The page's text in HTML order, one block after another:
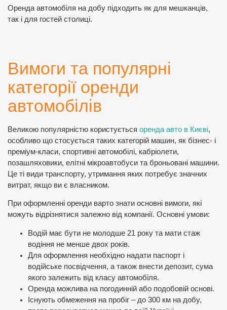
Оренда автомобіля на добу підходить як для мешканців,
так і для гостей столиці.
Вимоги та популярні
категорії оренди
автомобілів
Великою популярністю користується оренда авто в Києві,
особливо що стосується таких категорій машин, як бізнес- і
преміум-класи, спортивні автомобілі, кабріолети,
позашляховики, елітні мікроавтобуси та броньовані машини.
Це ті види транспорту, утримання яких потребує значних
витрат, якщо ви є власником.
При оформленні оренди варто знати основні вимоги, які
можуть відрізнятися залежно від компанії. Основні умови:
Водій має бути не молодше 21 року та мати стаж
водіння не менше двох років.
Для оформлення необхідно надати паспорт і
водійське посвідчення, а також внести депозит, сума
якого залежить від класу автомобіля.
Оренда можлива на погодинній або подобовій основі.
Існують обмеження на пробіг – до 300 км на добу,